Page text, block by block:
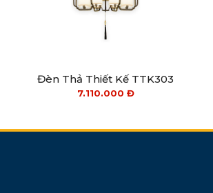
Đèn Thả Thiết Kế TTK303
7.110.000 Đ